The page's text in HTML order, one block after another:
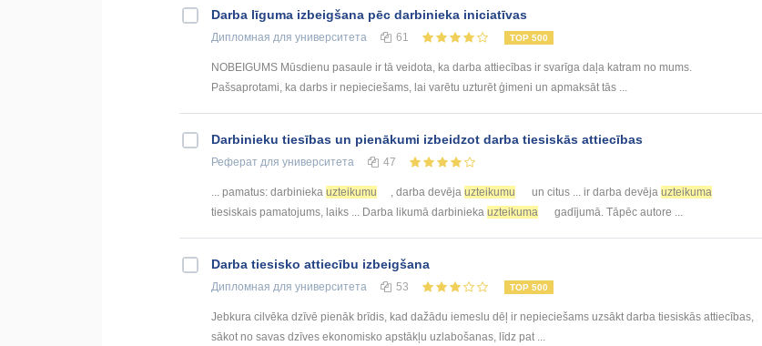
Darba līguma izbeigšana pēc darbinieka iniciatīvas
Дипломная для университета 61 TOP 500
NOBEIGUMS Mūsdienu pasaule ir tā veidota, ka darba attiecības ir svarīga daļa katram no mums.
Pašsaprotami, ka darbs ir nepieciešams, lai varētu uzturēt ģimeni un apmaksāt tās ...
Darbinieku tiesības un pienākumi izbeidzot darba tiesiskās attiecības
Реферат для университета 47
... pamatus: darbinieka uzteikumu , darba devēja uzteikumu un citus ... ir darba devēja uzteikuma
tiesiskais pamatojums, laiks ... Darba likumā darbinieka uzteikuma gadījumā. Tāpēc autore ...
Darba tiesisko attiecību izbeigšana
Дипломная для университета 53 TOP 500
Jebkura cilvēka dzīvē pienāk brīdis, kad dažādu iemeslu dēļ ir nepieciešams uzsākt darba tiesiskās attiecības,
sākot no savas dzīves ekonomisko apstākļu uzlabošanas, līdz pat ...